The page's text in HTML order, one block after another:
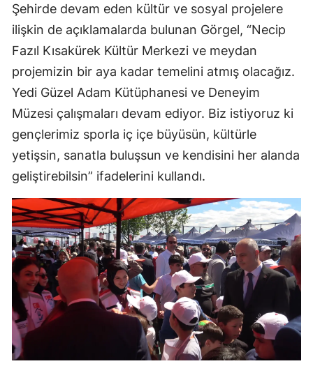
Şehirde devam eden kültür ve sosyal projelere
ilişkin de açıklamalarda bulunan Görgel, “Necip
Fazıl Kısakürek Kültür Merkezi ve meydan
projemizin bir aya kadar temelini atmış olacağız.
Yedi Güzel Adam Kütüphanesi ve Deneyim
Müzesi çalışmaları devam ediyor. Biz istiyoruz ki
gençlerimiz sporla iç içe büyüsün, kültürle
yetişsin, sanatla buluşsun ve kendisini her alanda
geliştirebilsin” ifadelerini kullandı.